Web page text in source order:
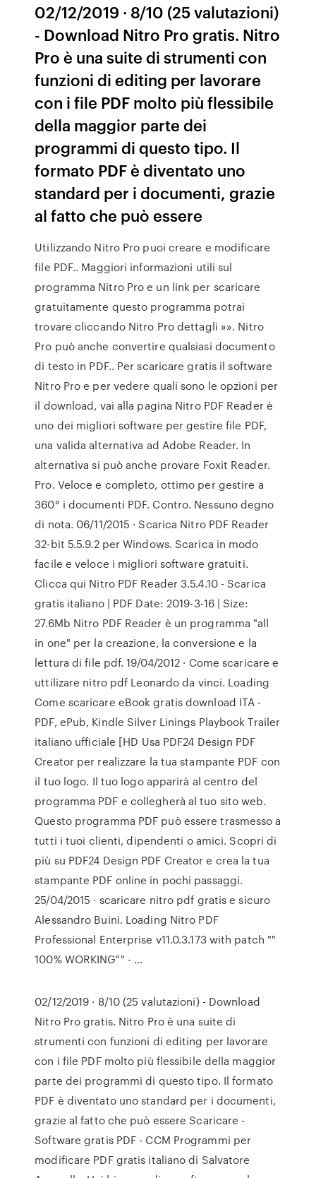
02/12/2019 · 8/10 (25 valutazioni)
- Download Nitro Pro gratis. Nitro
Pro è una suite di strumenti con
funzioni di editing per lavorare
con i file PDF molto più flessibile
della maggior parte dei
programmi di questo tipo. Il
formato PDF è diventato uno
standard per i documenti, grazie
al fatto che può essere
Utilizzando Nitro Pro puoi creare e modificare
file PDF.. Maggiori informazioni utili sul
programma Nitro Pro e un link per scaricare
gratuitamente questo programma potrai
trovare cliccando Nitro Pro dettagli »». Nitro
Pro può anche convertire qualsiasi documento
di testo in PDF.. Per scaricare gratis il software
Nitro Pro e per vedere quali sono le opzioni per
il download, vai alla pagina Nitro PDF Reader è
uno dei migliori software per gestire file PDF,
una valida alternativa ad Adobe Reader. In
alternativa si può anche provare Foxit Reader.
Pro. Veloce e completo, ottimo per gestire a
360° i documenti PDF. Contro. Nessuno degno
di nota. 06/11/2015 · Scarica Nitro PDF Reader
32-bit 5.5.9.2 per Windows. Scarica in modo
facile e veloce i migliori software gratuiti.
Clicca qui Nitro PDF Reader 3.5.4.10 - Scarica
gratis italiano | PDF Date: 2019-3-16 | Size:
27.6Mb Nitro PDF Reader è un programma "all
in one" per la creazione, la conversione e la
lettura di file pdf. 19/04/2012 · Come scaricare e
uttilizare nitro pdf Leonardo da vinci. Loading
Come scaricare eBook gratis download ITA -
PDF, ePub, Kindle Silver Linings Playbook Trailer
italiano ufficiale [HD Usa PDF24 Design PDF
Creator per realizzare la tua stampante PDF con
il tuo logo. Il tuo logo apparirà al centro del
programma PDF e collegherà al tuo sito web.
Questo programma PDF può essere trasmesso a
tutti i tuoi clienti, dipendenti o amici. Scopri di
più su PDF24 Design PDF Creator e crea la tua
stampante PDF online in pochi passaggi.
25/04/2015 · scaricare nitro pdf gratis e sicuro
Alessandro Buini. Loading Nitro PDF
Professional Enterprise v11.0.3.173 with patch ""
100% WORKING"" - …
02/12/2019 · 8/10 (25 valutazioni) - Download
Nitro Pro gratis. Nitro Pro è una suite di
strumenti con funzioni di editing per lavorare
con i file PDF molto più flessibile della maggior
parte dei programmi di questo tipo. Il formato
PDF è diventato uno standard per i documenti,
grazie al fatto che può essere Scaricare -
Software gratis PDF - CCM Programmi per
modificare PDF gratis italiano di Salvatore